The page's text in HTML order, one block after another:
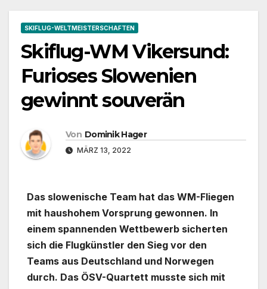
SKIFLUG-WELTMEISTERSCHAFTEN
Skiflug-WM Vikersund:
Furioses Slowenien
gewinnt souverän
Von Dominik Hager
MÄRZ 13, 2022
Das slowenische Team hat das WM-Fliegen
mit haushohem Vorsprung gewonnen. In
einem spannenden Wettbewerb sicherten
sich die Flugkünstler den Sieg vor den
Teams aus Deutschland und Norwegen
durch. Das ÖSV-Quartett musste sich mit